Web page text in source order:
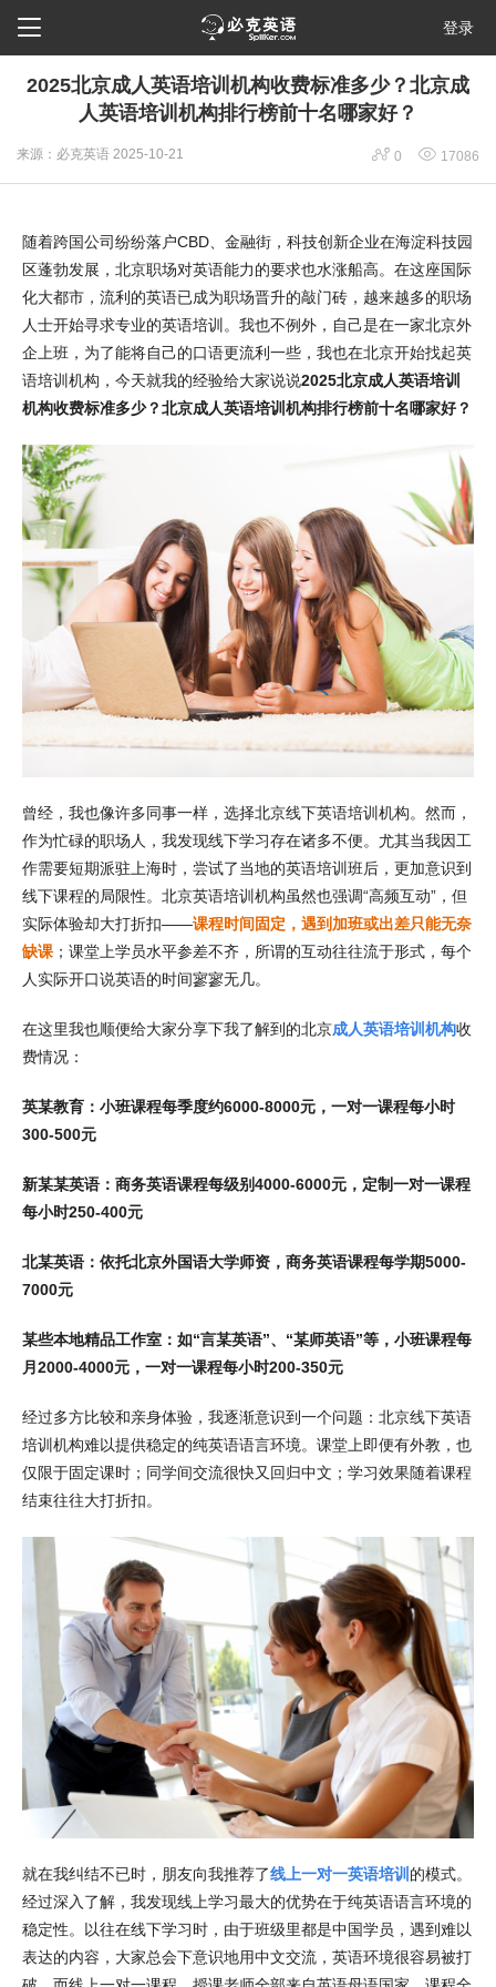
 登录
2025北京成人英语培训机构收费标准多少？北京成
人英语培训机构排行榜前十名哪家好？
来源：必克英语 2025-10-21  0  17086
随着跨国公司纷纷落户CBD、金融街，科技创新企业在海淀科技园
区蓬勃发展，北京职场对英语能力的要求也水涨船高。在这座国际
化大都市，流利的英语已成为职场晋升的敲门砖，越来越多的职场
人士开始寻求专业的英语培训。我也不例外，自己是在一家北京外
企上班，为了能将自己的口语更流利一些，我也在北京开始找起英
语培训机构，今天就我的经验给大家说说2025北京成人英语培训
机构收费标准多少？北京成人英语培训机构排行榜前十名哪家好？
曾经，我也像许多同事一样，选择北京线下英语培训机构。然而，
作为忙碌的职场人，我发现线下学习存在诸多不便。尤其当我因工
作需要短期派驻上海时，尝试了当地的英语培训班后，更加意识到
线下课程的局限性。北京英语培训机构虽然也强调“高频互动”，但
实际体验却大打折扣——课程时间固定，遇到加班或出差只能无奈
缺课；课堂上学员水平参差不齐，所谓的互动往往流于形式，每个
人实际开口说英语的时间寥寥无几。
在这里我也顺便给大家分享下我了解到的北京成人英语培训机构收
费情况：
英某教育：小班课程每季度约6000-8000元，一对一课程每小时
300-500元
新某某英语：商务英语课程每级别4000-6000元，定制一对一课程
每小时250-400元
北某英语：依托北京外国语大学师资，商务英语课程每学期5000-
7000元
某些本地精品工作室：如“言某英语”、“某师英语”等，小班课程每
月2000-4000元，一对一课程每小时200-350元
经过多方比较和亲身体验，我逐渐意识到一个问题：北京线下英语
培训机构难以提供稳定的纯英语语言环境。课堂上即便有外教，也
仅限于固定课时；同学间交流很快又回归中文；学习效果随着课程
结束往往大打折扣。
就在我纠结不已时，朋友向我推荐了线上一对一英语培训 的模式。
经过深入了解，我发现线上学习最大的优势在于纯英语语言环境的
稳定性。以往在线下学习时，由于班级里都是中国学员，遇到难以
表达的内容，大家总会下意识地用中文交流，英语环境很容易被打